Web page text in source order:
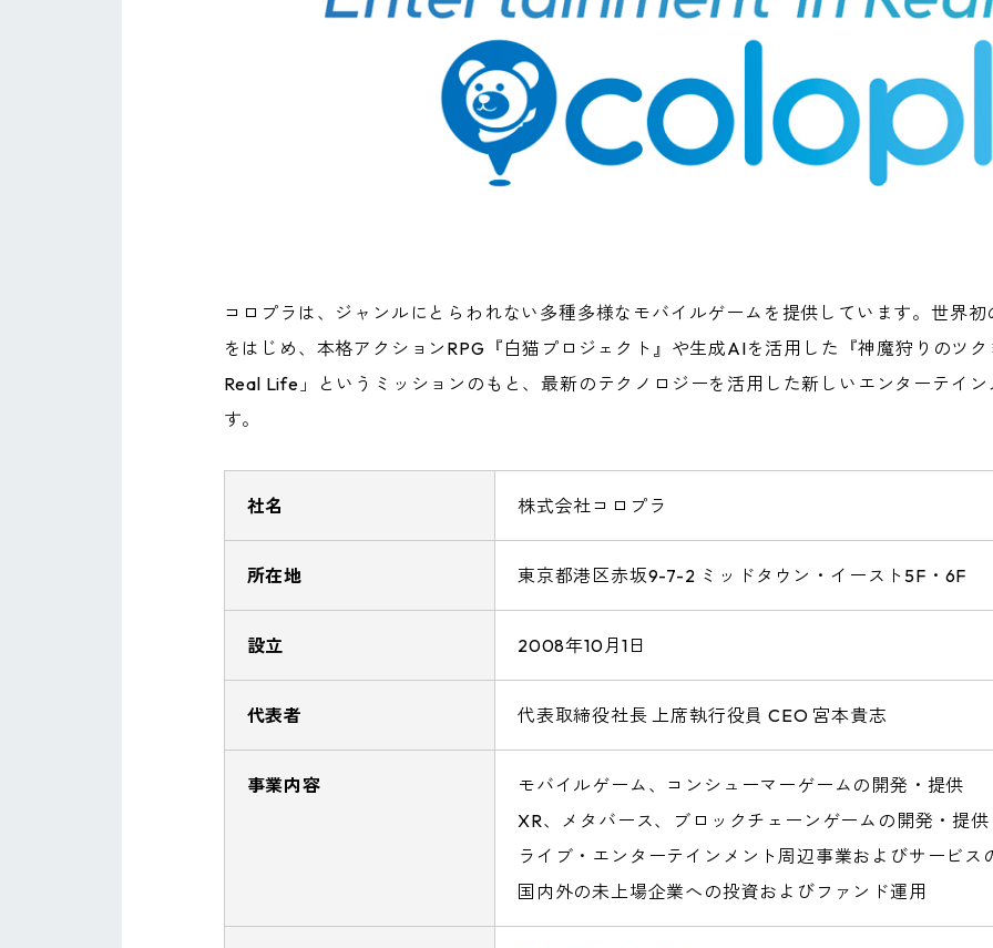
コロプラは、ジャンルにとらわれない多種多様なモバイルゲームを提供しています。世界
をはじめ、本格アクションRPG『白猫プロジェクト』や生成AIを活用した『神魔狩りのツ
Real Life」というミッションのもと、最新のテクノロジーを活用した新しいエンターテイ
す。
社名 株式会社コロプラ
所在地 東京都港区赤坂9-7-2 ミッドタウン・イースト5F・6F
設立 2008年10月1日
代表者 代表取締役社長 上席執行役員 CEO 宮本貴志
事業内容
モバイルゲーム、コンシューマーゲームの開発・提供
XR、メタバース、ブロックチェーンゲームの開発・提供
ライブ・エンターテインメント周辺事業およびサービス
国内外の未上場企業への投資およびファンド運用